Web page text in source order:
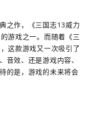
之作，《三国志13威力
游戏之一。而随着《三
这款游戏又一次吸引了
音效、还是游戏内容、
的是，游戏的未来将会